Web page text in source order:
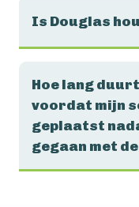
Is Douglas
Hoe lang
voordat mijn
geplaatst
gegaan met